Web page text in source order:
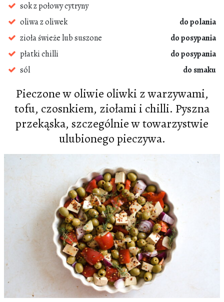
sok z połowy cytryny
oliwa z oliwek
do polania
zioła świeże lub suszone
do posypania
płatki chilli
do posypania
sól
do smaku
Pieczone w oliwie oliwki z warzywami,
tofu, czosnkiem, ziołami i chilli. Pyszna
przekąska, szczególnie w towarzystwie
ulubionego pieczywa.